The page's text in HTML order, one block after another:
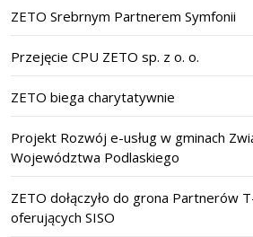
ZETO Srebrnym Partnerem Symfonii
Przejęcie CPU ZETO sp. z o. o.
ZETO biega charytatywnie
Projekt Rozwój e-usług w gminach
Województwa Podlaskiego
ZETO dołączyło do grona Partnerów
oferujących SISO